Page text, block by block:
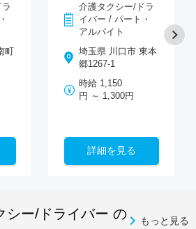
町
介護タクシー/ドラ
イバー / パート・
アルバイト
埼玉県 川口市 東本
郷1267-1
時給 1,150
円 ～ 1,300円
詳細を見る
シー/ドライバー の
もっと見る